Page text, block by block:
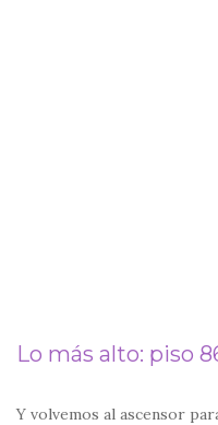
Lo más alto: piso
Y volvemos al ascensor